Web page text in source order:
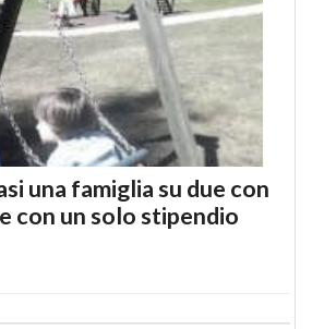
una famiglia su due con
con un solo stipendio